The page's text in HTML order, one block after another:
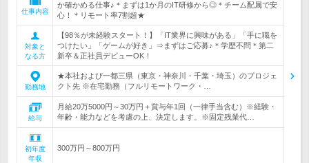
仕事内容
か確かめる仕事♪＊まずは1か月のIT研修から◎＊チーム配属で安
心！＊リモート率7割超★
対象と
なる方
【98％が未経験スタート！】「IT業界に興味がある」「手に職を
つけたい」「ゲームが好き」⇒まずはご応募♪＊学歴不問＊第二
新卒＆正社員デビューOK！
勤務地
★本社および一都三県（東京・神奈川・千葉・埼玉）のプロジェ
クト先 ※在宅勤務（フルリモートワーク・…
給与
月給20万5000円～30万円＋賞与年1回（一律手当含む）※経験・
年齢・能力などを考慮の上、決定します。※固定残業代…
初年度
年収
300万円～800万円